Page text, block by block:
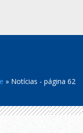
» Notícias - página 62